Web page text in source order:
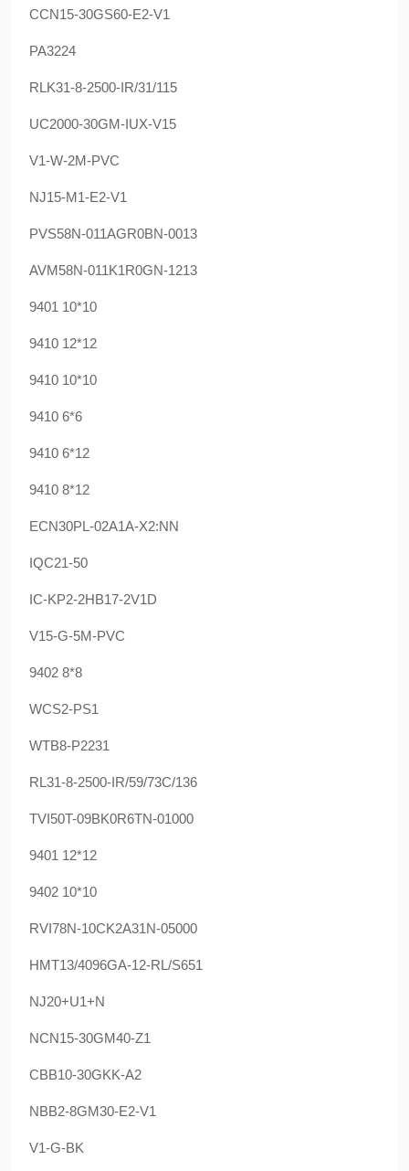
CCN15-30GS60-E2-V1
PA3224
RLK31-8-2500-IR/31/115
UC2000-30GM-IUX-V15
V1-W-2M-PVC
NJ15-M1-E2-V1
PVS58N-011AGR0BN-0013
AVM58N-011K1R0GN-1213
9401 10*10
9410 12*12
9410 10*10
9410 6*6
9410 6*12
9410 8*12
ECN30PL-02A1A-X2:NN
IQC21-50
IC-KP2-2HB17-2V1D
V15-G-5M-PVC
9402 8*8
WCS2-PS1
WTB8-P2231
RL31-8-2500-IR/59/73C/136
TVI50T-09BK0R6TN-01000
9401 12*12
9402 10*10
RVI78N-10CK2A31N-05000
HMT13/4096GA-12-RL/S651
NJ20+U1+N
NCN15-30GM40-Z1
CBB10-30GKK-A2
NBB2-8GM30-E2-V1
V1-G-BK